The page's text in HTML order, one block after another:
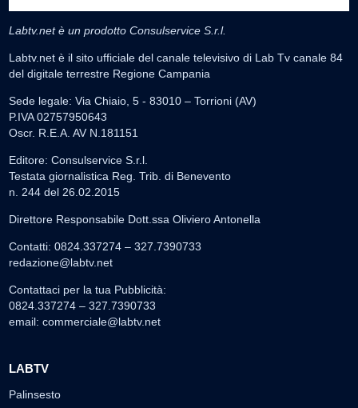
Labtv.net è un prodotto Consulservice S.r.l.
Labtv.net è il sito ufficiale del canale televisivo di Lab Tv canale 84
del digitale terrestre Regione Campania
Sede legale: Via Chiaio, 5 - 83010 – Torrioni (AV)
P.IVA 02757950643
Oscr. R.E.A. AV N.181151
Editore: Consulservice S.r.l.
Testata giornalistica Reg. Trib. di Benevento
n. 244 del 26.02.2015
Direttore Responsabile Dott.ssa Oliviero Antonella
Contatti: 0824.337274 – 327.7390733
redazione@labtv.net
Contattaci per la tua Pubblicità:
0824.337274 – 327.7390733
email: commerciale@labtv.net
LABTV
Palinsesto